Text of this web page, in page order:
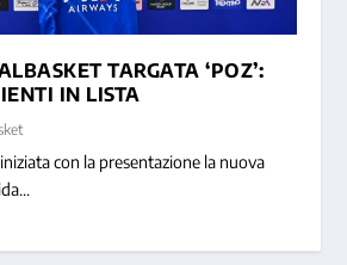
TARGATA ‘POZ’:
IN LISTA
con la presentazione la nuova